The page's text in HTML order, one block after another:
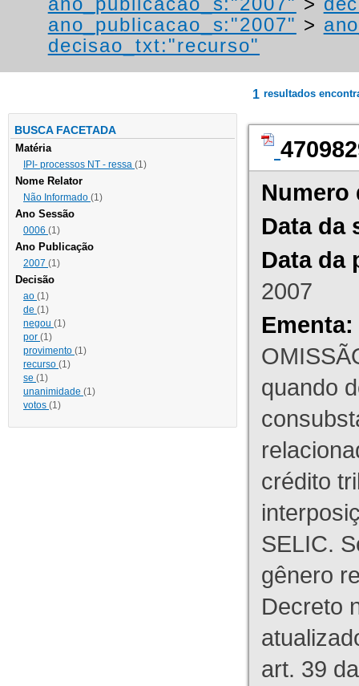
ano_publicacao_s:"2007" >
decisao_txt:"recurso"
BUSCA FACETADA
Matéria
IPI- processos NT - ressa (1)
Nome Relator
Não Informado (1)
Ano Sessão
0006 (1)
Ano Publicação
2007 (1)
Decisão
ao (1)
de (1)
negou (1)
por (1)
provimento (1)
recurso (1)
se (1)
unanimidade (1)
votos (1)
1 resultados
Numero
Data da
Data da
2007
Ementa:
quando
crédito
SELIC.
gênero
Decreto
art. 39